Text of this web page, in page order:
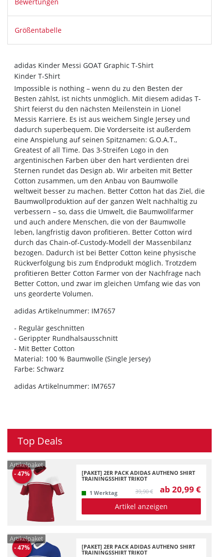
Größentabelle
adidas Kinder Messi GOAT Graphic T-Shirt
Kinder T-Shirt
Impossible is nothing – wenn du zu den Besten der
Besten zählst, ist nichts unmöglich. Mit diesem adidas T-
Shirt feierst du den nächsten Meilenstein in Lionel
Messis Karriere. Es ist aus weichem Single Jersey und
dadurch superbequem. Die Vorderseite ist außerdem
eine Anspielung auf seinen Spitznamen: G.O.A.T.,
Greatest of all Time. Das 3-Streifen Logo in den
argentinischen Farben über den hart verdienten drei
Sternen rundet das Design ab. Wir arbeiten mit Better
Cotton zusammen, um den Anbau von Baumwolle
weltweit besser zu machen. Better Cotton hat das Ziel, die
Baumwollproduktion auf der ganzen Welt nachhaltig zu
verbessern – so, dass die Umwelt, die Baumwollfarmer
und auch andere Menschen, die von der Baumwolle
leben, langfristig davon profitieren. Better Cotton wird
durch das Chain-of-Custody-Modell der Massenbilanz
bezogen. Dadurch ist bei Better Cotton keine physische
Rückverfolgung bis zum Endprodukt möglich. Trotzdem
profitieren Better Cotton Farmer von der Nachfrage nach
Better Cotton, und zwar im gleichen Umfang wie das von
uns georderte Volumen.
adidas Artikelnummer: IM7657
- Regulär geschnitten
- Gerippter Rundhalsausschnitt
- Mit Better Cotton
Material: 100 % Baumwolle (Single Jersey)
Farbe: Schwarz
adidas Artikelnummer: IM7657
Top Deals
-47%
Artikelpaket
[PAKET] 2ER PACK ADIDAS AUTHENO SHIRT
TRAININGSSHIRT TRIKOT
1 Werktag 39,90 € ab 20,99 €
Artikel anzeigen
-47%
Artikelpaket
[PAKET] 2ER PACK ADIDAS AUTHENO SHIRT
TRAININGSSHIRT TRIKOT